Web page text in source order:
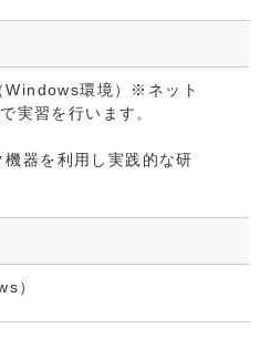
Windows環境）※ネット
実習を行います。
器を利用し実践的な研
）